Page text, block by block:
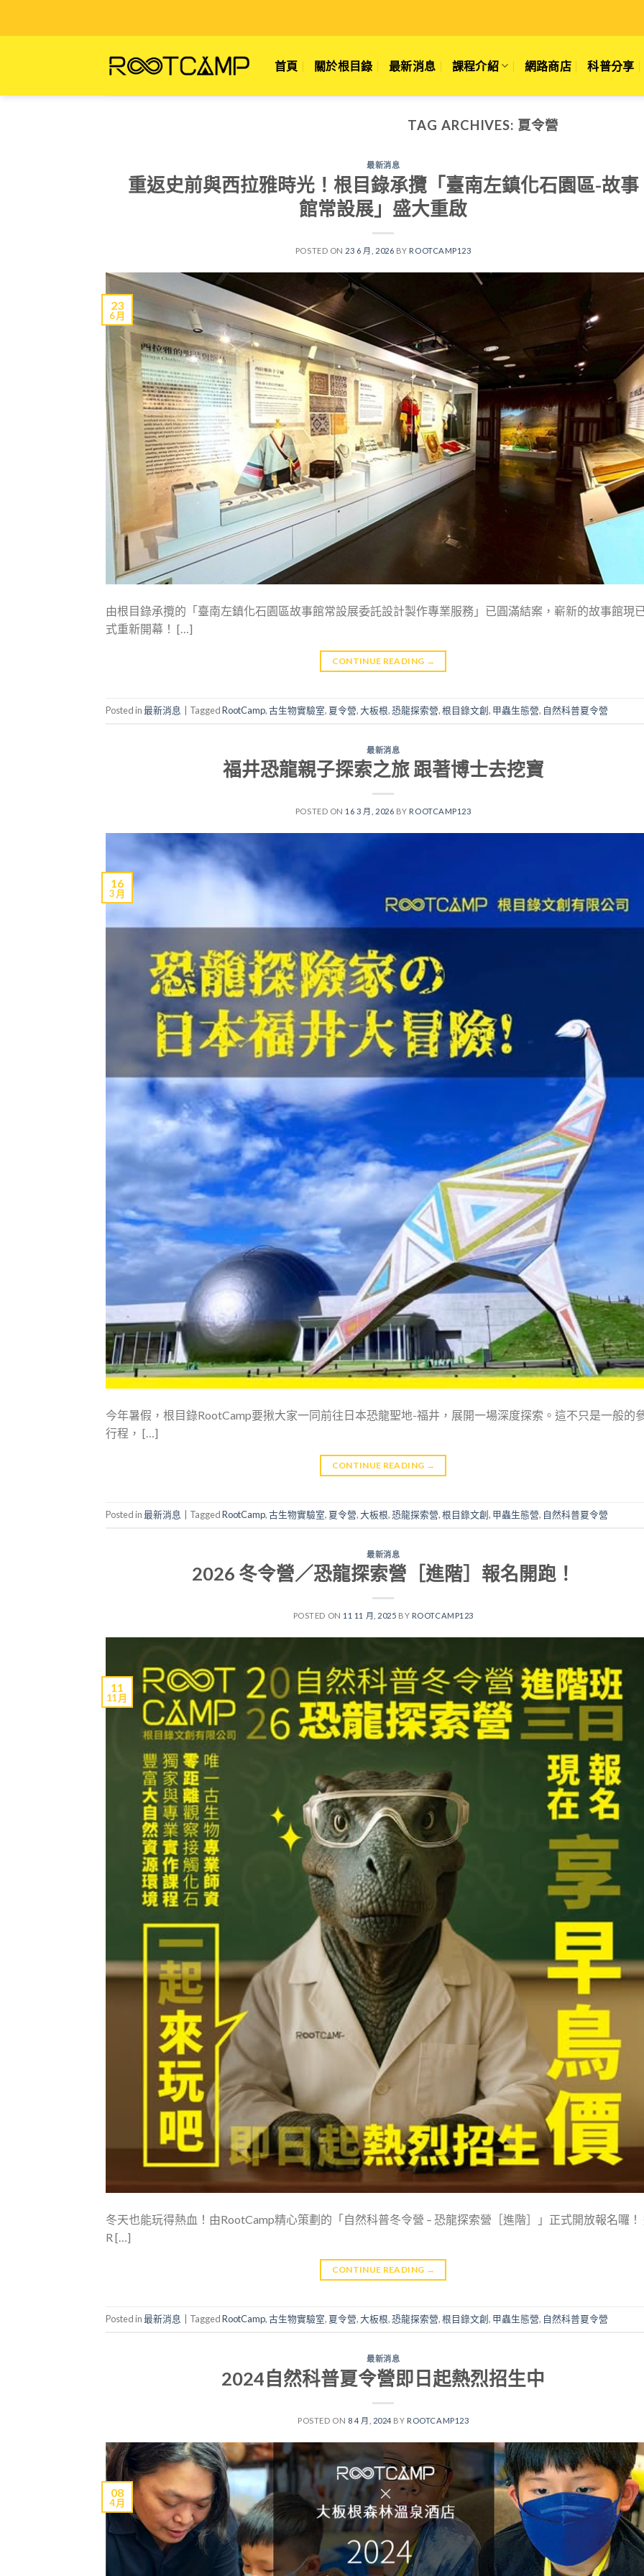
首頁
關於根目錄 最新消息 課程介紹 網路商店 科普分享
TAG ARCHIVES: 夏令營
最新消息
重返史前與西拉雅時光！根目錄承攬「臺南左鎮化石園區-故事
館常設展」盛大重啟
POSTED ON 23 6 月, 2026 BY ROOTCAMP123
23
6 月
由根目錄承攬的「臺南左鎮化石園區故事館常設展委託設計製作專業服務」已圓滿結案，嶄新的故事館現
式重新開幕！ […]
CONTINUE READING →
Posted in最新消息 TaggedRootCamp,古生物實驗室, 夏令營,大板根,恐龍探索營,根目錄文創, 甲蟲生態營, 自然科普夏令營
最新消息
福井恐龍親子探索之旅 跟著博士去挖寶
POSTED ON 16 3 月, 2026 BY ROOTCAMP123
16
3 月
今年暑假，根目錄RootCamp要揪大家一同前往日本恐龍聖地-福井，展開一場深度探索。這不只是一般的
行程， […]
CONTINUE READING →
Posted in最新消息 TaggedRootCamp,古生物實驗室, 夏令營,大板根,恐龍探索營,根目錄文創, 甲蟲生態營, 自然科普夏令營
最新消息
2026 冬令營／恐龍探索營［進階］報名開跑！
POSTED ON 11 11 月, 2025 BY ROOTCAMP123
11
11 月
冬天也能玩得熱血！由RootCamp精心策劃的「自然科普冬令營 – 恐龍探索營［進階］」正式開放報名囉！
R […]
CONTINUE READING →
Posted in最新消息 TaggedRootCamp,古生物實驗室, 夏令營,大板根,恐龍探索營,根目錄文創, 甲蟲生態營, 自然科普夏令營
最新消息
2024自然科普夏令營即日起熱烈招生中
POSTED ON 8 4 月, 2024 BY ROOTCAMP123
08
4 月